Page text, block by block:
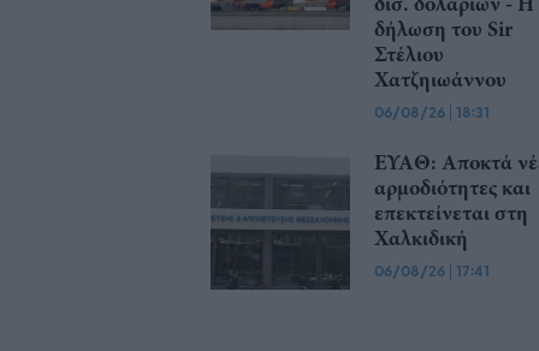
δήλωση του Sir
Στέλιου
Χατζηιωάννου
06/08/26 | 18:31
ΕΥΑΘ: Αποκτά
αρμοδιότητες και
επεκτείνεται στη
Χαλκιδική
06/08/26 | 17:41